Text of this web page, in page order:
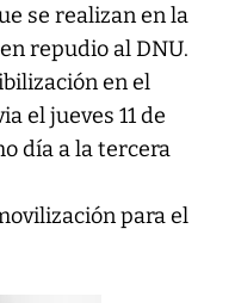
se realizan en la
repudio al DNU.
en el
el jueves 11 de
día a la tercera
para el